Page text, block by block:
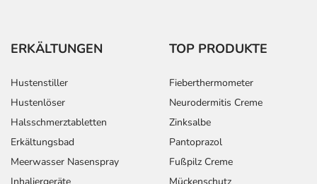
ERKÄLTUNGEN
Hustenstiller
Hustenlöser
Halsschmerztabletten
Erkältungsbad
Meerwasser Nasenspray
TOP PRODUKTE
Fieberthermometer
Neurodermitis Creme
Zinksalbe
Pantoprazol
Fußpilz Creme